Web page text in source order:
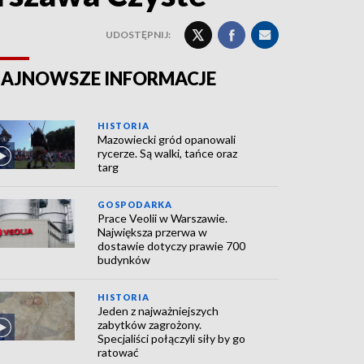
UDOSTĘPNIJ:
INFORMACJE
HISTORIA
Mazowiecki gród opanowali
rycerze. Są walki, tańce oraz
targ
GOSPODARKA
Prace Veolii w Warszawie.
Największa przerwa w
dostawie dotyczy prawie 700
budynków
HISTORIA
Jeden z najważniejszych
zabytków zagrożony.
Specjaliści połączyli siły by go
ratować